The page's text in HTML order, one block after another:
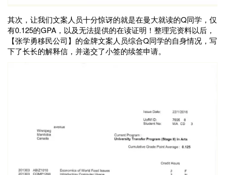
其次，让我们文案人员十分惊讶的就是在曼大就读的Q同学，仅
有0.125的GPA，以及无法提供的在读证明！整理完资料以后，
【张学勇移民公司】的金牌文案人员综合Q同学的自身情况，写
下了长长的解释信，并递交了小签的续签申请。